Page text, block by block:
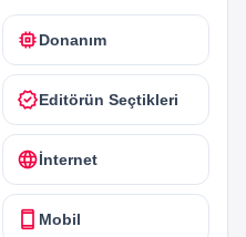
memoryDonanım
verifiedEditörün Seçtikleri
languageİnternet
smartphone Mobil